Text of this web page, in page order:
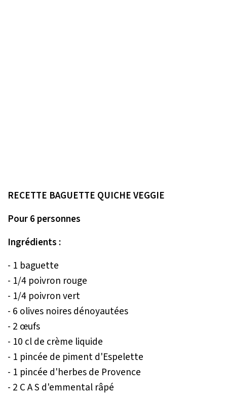
RECETTE BAGUETTE QUICHE VEGGIE
Pour 6 personnes
Ingrédients :
- 1 baguette
- 1/4 poivron rouge
- 1/4 poivron vert
- 6 olives noires dénoyautées
- 2 œufs
- 10 cl de crème liquide
- 1 pincée de piment d'Espelette
- 1 pincée d'herbes de Provence
- 2 C A S d'emmental râpé